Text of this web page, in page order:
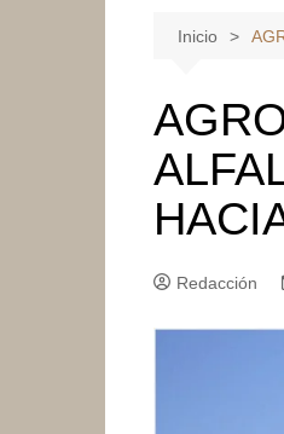
Inicio
Redacción